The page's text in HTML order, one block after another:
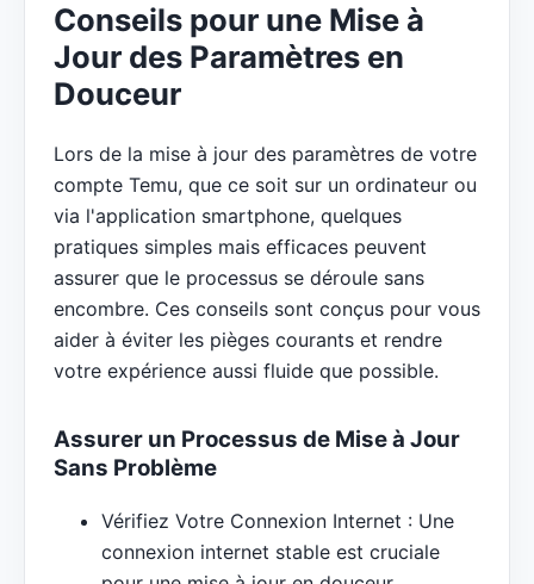
Conseils pour une Mise à
Jour des Paramètres en
Douceur
Lors de la mise à jour des paramètres de votre
compte Temu, que ce soit sur un ordinateur ou
via l'application smartphone, quelques
pratiques simples mais efficaces peuvent
assurer que le processus se déroule sans
encombre. Ces conseils sont conçus pour vous
aider à éviter les pièges courants et rendre
votre expérience aussi fluide que possible.
Assurer un Processus de Mise à Jour
Sans Problème
Vérifiez Votre Connexion Internet : Une
connexion internet stable est cruciale